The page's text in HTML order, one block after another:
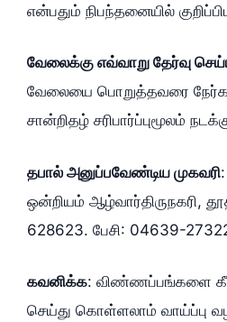
என்பதும் நிபந்தனையில்
வேலைக்கு எவ்வாறு தேர்வு
வேலையை பொறுத்தவரை
சான்றிதழ் சரிபார்ப்புமூலம்
தபால் அனுப்பவேண்டிய முகவரி
ஒன்றியம் ஆழ்வார்திருநகரி,
628623. பேசி: 04639-
கவனிக்க: விண்ணப்பங்களை
செய்து கொள்ளலாம் வாய்ப்பு